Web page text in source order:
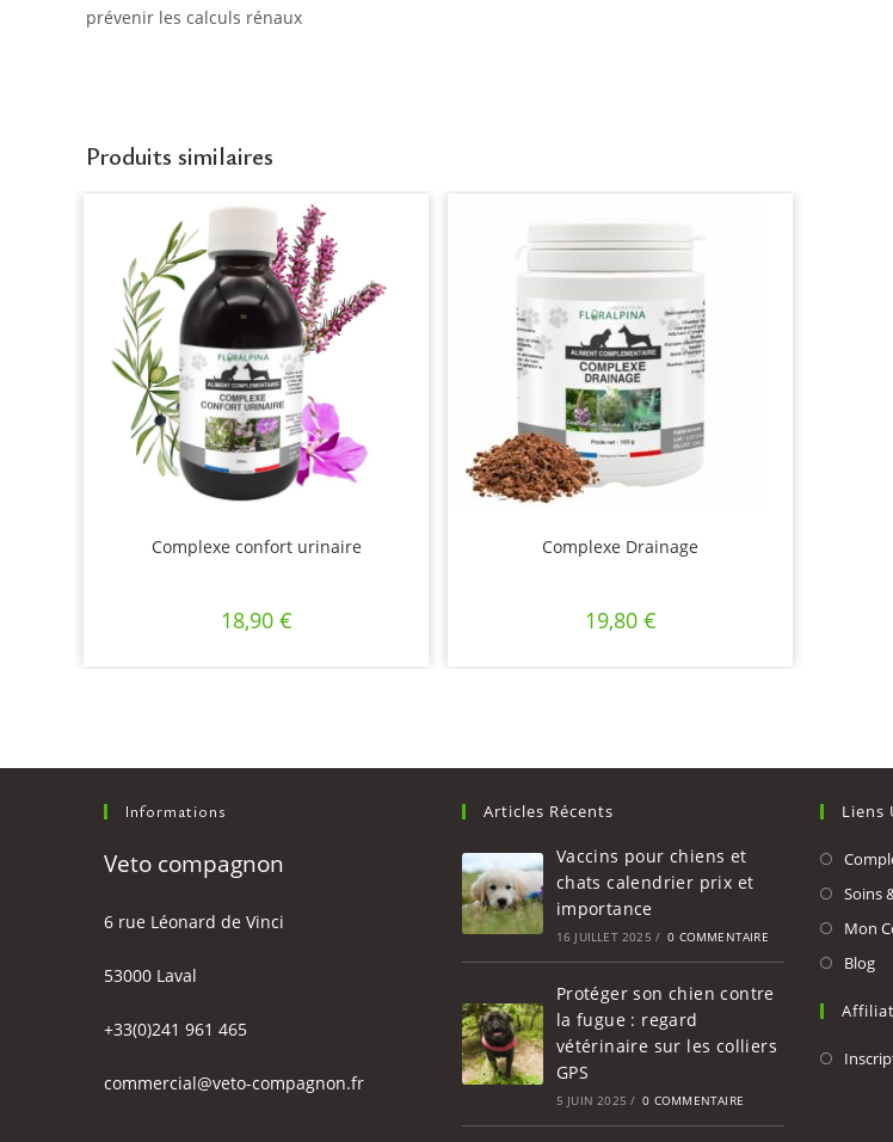
prévenir les calculs rénaux
Produits similaires
Complexe confort urinaire
18,90 €
Complexe Drainage
19,80 €
Informations
Veto compagnon
6 rue Léonard de Vinci
53000 Laval
+33(0)241 961 465
commercial@veto-compagnon.fr
Articles Récents
Vaccins pour chiens et
chats calendrier prix et
importance
16 JUILLET 2025 / 0 COMMENTAIRE
Protéger son chien contre
la fugue : regard
vétérinaire sur les colliers
GPS
5 JUIN 2025 / 0 COMMENTAIRE
Liens
Soins
Mon
Blog